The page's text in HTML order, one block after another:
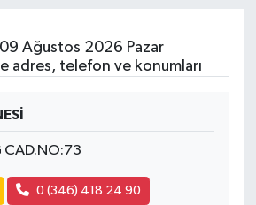
09 Ağustos 2026 Pazar
adres, telefon ve konumları
CAD.NO:73
0 (346) 418 24 90